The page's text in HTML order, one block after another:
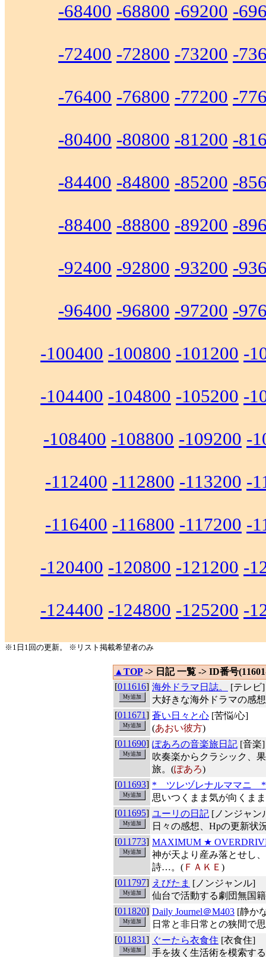
-68400 -68800 -69200 -
-72400 -72800 -73200 -
-76400 -76800 -77200 -
-80400 -80800 -81200 -
-84400 -84800 -85200 -
-88400 -88800 -89200 -
-92400 -92800 -93200 -
-96400 -96800 -97200 -
-100400 -100800 -101200 -
-104400 -104800 -105200 -
-108400 -108800 -109200 -
-112400 -112800 -113200 -
-116400 -116800 -117200 -
-120400 -120800 -121200 -
-124400 -124800 -125200 -
※1日1回の更新。 ※リスト掲載希望者のみ
▲TOP-> 日記 一覧 -> ID番号
[011616] 海外ドラマ日誌。
[テレビ]
大好きな海外ドラマの感
[011671] 蒼い日々と心 [苦悩/心]
(あおい彼方)
[011690] ぽあろの音楽旅日記 [音楽]
吹奏楽からクラシック、
旅。(ぽあろ)
[011693] * ツレヅレナルママニ *
思いつくまま気が向くま
[011695] ユーリの日記 [ノンジャン
日々の感想、Hpの更新状
[011773] MAXIMUM ★
神が天より産み落とせし
詩…。( ＦＡＫＥ )
[011797] えびたま [ノンジャンル]
仙台で活動する劇団無国
[011820] Daily Journel＠M403 [静か
日常と非日常との狭間で
[011831] ぐーたら衣食住 [衣食住]
手を抜く生活術を模索す